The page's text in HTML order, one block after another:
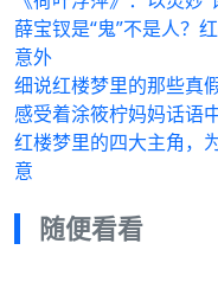
薛宝钗是“鬼”不是人？
意外
细说红楼梦里的那些真
感受着涂筱柠妈妈话语
红楼梦里的四大主角，
意
随便看看